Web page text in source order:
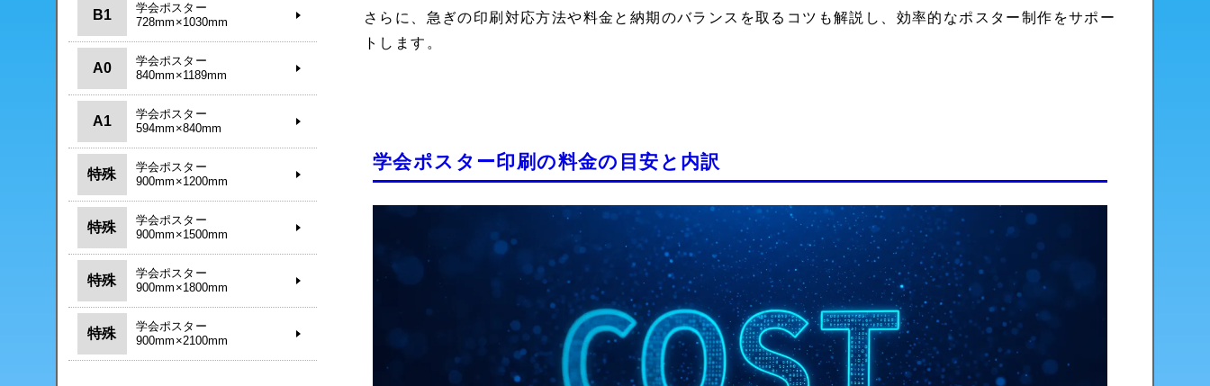
さらに、急ぎの印刷対応方法や料金と納期のバランスを取るコツも解説し、効率的なポスター制作をサポー
トします。
学会ポスター印刷の料金の目安と内訳
B1
学会ポスター
728mm×1030mm
A0
学会ポスター
840mm×1189mm
A1
学会ポスター
594mm×840mm
特殊
学会ポスター
900mm×1200mm
特殊
学会ポスター
900mm×1500mm
特殊
学会ポスター
900mm×1800mm
特殊
学会ポスター
900mm×2100mm